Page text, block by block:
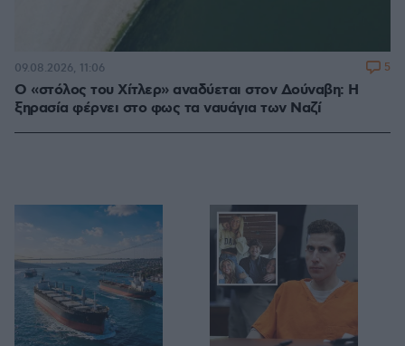
Ο «στόλος του Χίτλερ» αναδύεται στον Δούναβη: Η
ξηρασία φέρνει στο φως τα ναυάγια των Ναζί
09.08.2026, 11:06 5